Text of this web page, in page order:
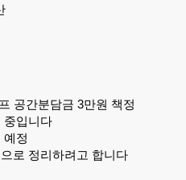
공간분담금 3만원 책정
중입니다
예정
로 정리하려고 합니다